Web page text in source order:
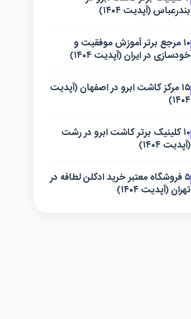
ابزار)
سوالات متداول
بندرعباس (آپدیت ۱۴۰۴)
۱۰ مرجع برتر آموزش موفقیت و
خودسازی در ایران (آپدیت ۱۴۰۴)
۱۵ مرکز کاشت ابرو در اصفهان (آپدیت
۱۴۰۴)
۱۰ کلینیک برتر کاشت ابرو در رشت
(آپدیت ۱۴۰۴)
۵ فروشگاه معتبر خرید ادکلن لطافه در
تهران (آپدیت ۱۴۰۴)